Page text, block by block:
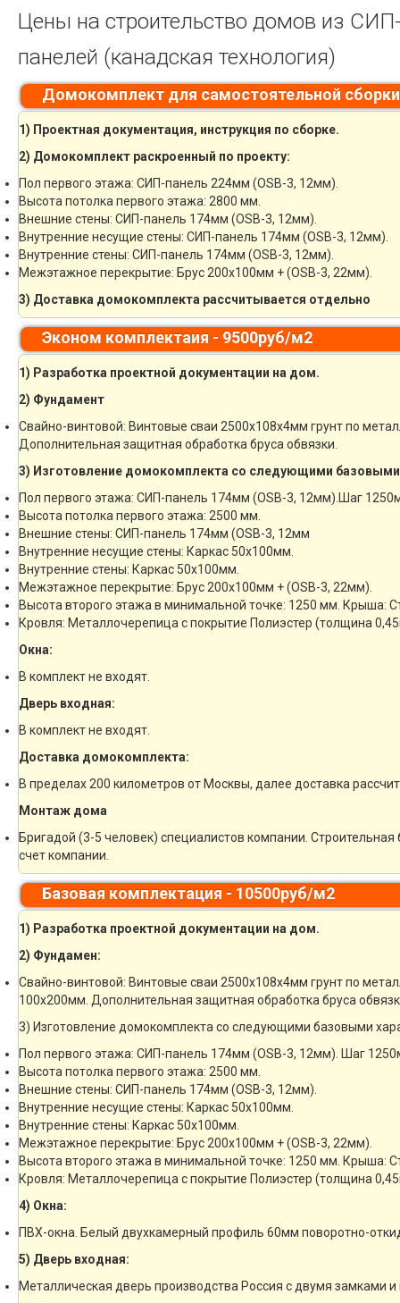
Цены на строительство домов из
панелей (канадская технология)
Домокомплект для самостоятельной
1) Проектная документация, инструкция по сборке.
2) Домокомплект раскроенный по проекту:
Пол первого этажа: СИП-панель 224мм (OSB-3, 12мм).
Высота потолка первого этажа: 2800 мм.
Внешние стены: СИП-панель 174мм (OSB-3, 12мм).
Внутренние несущие стены: СИП-панель 174мм (OSB-3, 12мм).
Внутренние стены: СИП-панель 174мм (OSB-3, 12мм).
Межэтажное перекрытие: Брус 200х100мм + (OSB-3, 22мм).
3) Доставка домокомплекта рассчитывается отдельно
Эконом комплектаия - 9500руб/м2
1) Разработка проектной документации на дом.
2) Фундамент
Свайно-винтовой: Винтовые сваи 2500х108х4мм грунт по
Дополнительная защитная обработка бруса обвязки.
3) Изготовление домокомплекта со следующими базовыми
Пол первого этажа: СИП-панель 174мм (OSB-3, 12мм).Шаг
Высота потолка первого этажа: 2500 мм.
Внешние стены: СИП-панель 174мм (OSB-3, 12мм
Внутренние несущие стены: Каркас 50х100мм.
Внутренние стены: Каркас 50х100мм.
Межэтажное перекрытие: Брус 200х100мм + (OSB-3, 22мм).
Высота второго этажа в минимальной точке: 1250 мм. Крыша:
Кровля: Металлочерепица с покрытие Полиэстер (толщина
Окна:
В комплект не входят.
Дверь входная:
В комплект не входят.
Доставка домокомплекта:
В пределах 200 километров от Москвы, далее доставка
Монтаж дома
Бригадой (3-5 человек) специалистов компании.
счет компании.
Базовая комплектация - 10500руб/м2
1) Разработка проектной документации на дом.
2) Фундамен:
Свайно-винтовой: Винтовые сваи 2500х108х4мм грунт по
100х200мм. Дополнительная защитная обработка бруса
3) Изготовление домокомплекта со следующими базовыми
Пол первого этажа: СИП-панель 174мм (OSB-3, 12мм). Шаг
Высота потолка первого этажа: 2500 мм.
Внешние стены: СИП-панель 174мм (OSB-3, 12мм).
Внутренние несущие стены: Каркас 50х100мм.
Внутренние стены: Каркас 50х100мм.
Межэтажное перекрытие: Брус 200х100мм + (OSB-3, 22мм).
Высота второго этажа в минимальной точке: 1250 мм. Крыша:
Кровля: Металлочерепица с покрытие Полиэстер (толщина
4) Окна:
ПВХ-окна. Белый двухкамерный профиль 60мм поворотно-
5) Дверь входная:
Металлическая дверь производства Россия с двумя замками и